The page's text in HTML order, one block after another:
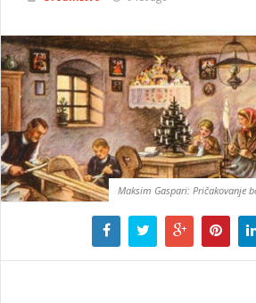
Maksim Gaspari: Pričakovanje